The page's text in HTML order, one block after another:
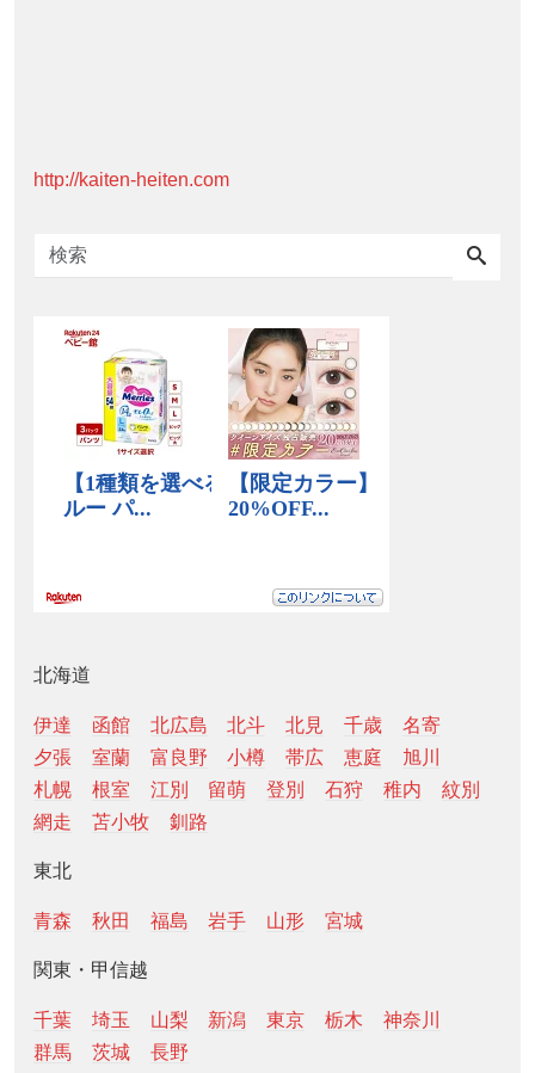
http://kaiten-heiten.com
北海道
伊達 函館 北広島 北斗 北見 千歳
名寄
夕張
室蘭 富良野 小樽 帯広 恵庭
旭川
札幌
根室 江別 留萌 登別 石狩 稚内
紋別
網走
苫小牧 釧路
東北
青森 秋田 福島 岩手 山形 宮城
関東・甲信越
千葉 埼玉 山梨 新潟 東京 栃木
神奈川
群馬
茨城 長野